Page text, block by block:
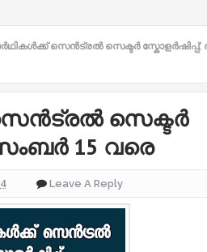
സെൻട്രൽ സെക്ടർ
സെക്ടർ
15 വരെ
Leave A Reply